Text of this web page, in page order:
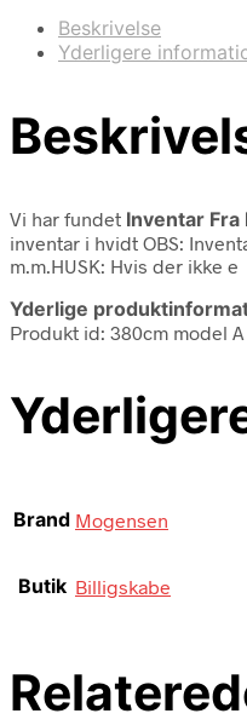
Beskrivelse
Yderligere
Vi har fundet Inventar Fra
inventar i hvidt OBS:
m.m.HUSK: Hvis der ikke e
Yderlige
Produkt id: 380cm model A
Brand Mogensen
Butik Billigskabe